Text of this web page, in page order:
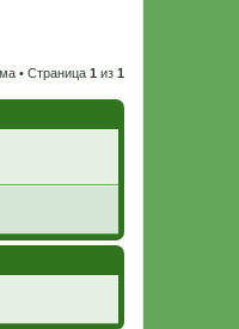
• Страница 1 из 1